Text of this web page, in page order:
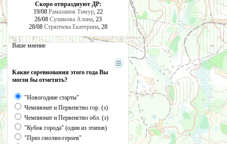
Скоро отпразднуют ДР:
19/08 Рамазанов Тимур, 22
26/08 Сулимова Алина, 23
28/08 Стряпчева Екатерина, 28
Ваше мнение
Какие соревнования этого года Вы
могли бы отметить?
"Новогодние старты"
Чемпионат и Первенство гор. (з)
Чемпионат и Первенство обл. (з)
"Кубок города" (один из этапов)
"Приз смолян-героев"